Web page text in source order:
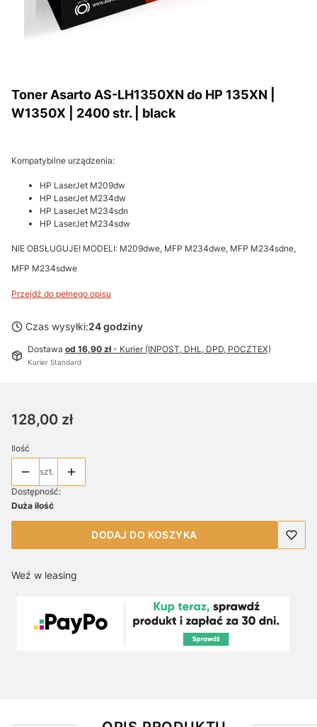
Toner Asarto AS-LH1350XN do HP 135XN |
W1350X | 2400 str. | black
Kompatybilne urządzenia:
HP LaserJet M209dw
HP LaserJet M234dw
HP LaserJet M234sdn
HP LaserJet M234sdw
NIE OBSŁUGUJE! MODELI: M209dwe, MFP M234dwe, MFP M234sdne,
MFP M234sdwe
Przejdź do pełnego opisu
Czas wysyłki:24 godziny
Dostawa od 16,90 zł- Kurier (INPOST, DHL, DPD, POCZTEX)
Kurier Standard
Cena
128,00 zł
Ilość
szt.
Dostępność:
Duża ilość
DODAJ DO KOSZYKA
Weź w leasing